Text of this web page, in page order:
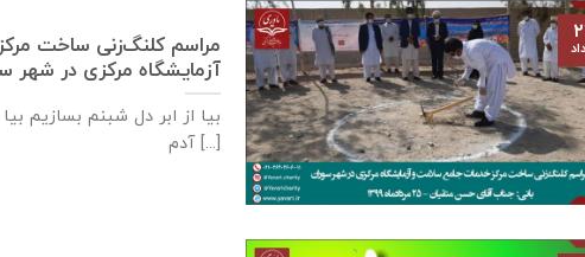
مراسم کلنگ‌زنی ساخت
آزمایشگاه مرکزی در شهر سوران، ۲۵
بیا از ابر دل شبنم بسازیم
آدم [...]